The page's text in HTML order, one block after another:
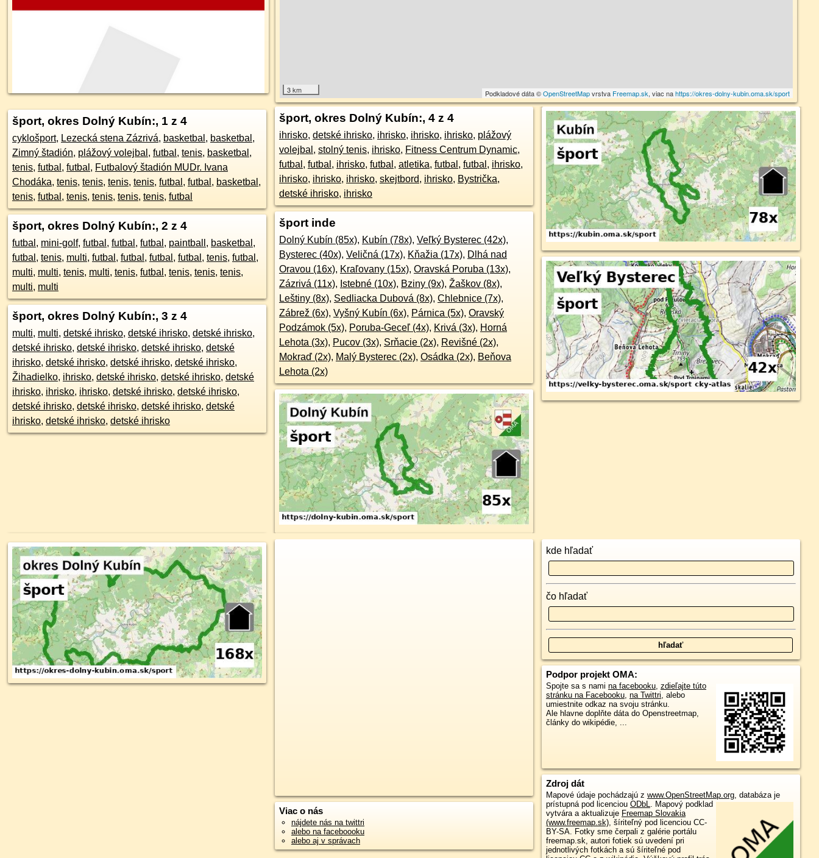
3 km Podkladové dáta ©OpenStreetMapvrstva Freemap.sk, viac nahttps://okres-dolny-kubin.oma.sk/sport
šport, okres Dolný Kubín:, 1 z 4
cyklošport, Lezecká stena Zázrivá, basketbal , basketbal ,
Zimný štadión, plážový volejbal , futbal , tenis, basketbal ,
tenis, futbal , futbal , Futbalový štadión MUDr. Ivana
Chodáka, tenis, tenis, tenis, tenis, futbal , futbal , basketbal ,
tenis, futbal , tenis, tenis, tenis, tenis, futbal
šport, okres Dolný Kubín:, 2 z 4
futbal , mini-golf, futbal , futbal , futbal , paintball , basketbal ,
futbal , tenis, multi, futbal , futbal , futbal , futbal , tenis, futbal ,
multi, multi, tenis, multi, tenis, futbal , tenis, tenis, tenis,
multi, multi
šport, okres Dolný Kubín:, 3 z 4
multi, multi, detské ihrisko, detské ihrisko, detské ihrisko,
detské ihrisko, detské ihrisko, detské ihrisko, detské
ihrisko, detské ihrisko, detské ihrisko, detské ihrisko,
Žihadielko, ihrisko, detské ihrisko, detské ihrisko, detské
ihrisko, ihrisko, ihrisko, detské ihrisko, detské ihrisko,
detské ihrisko, detské ihrisko, detské ihrisko, detské
ihrisko, detské ihrisko, detské ihrisko
šport, okres Dolný Kubín:, 4 z 4
ihrisko, detské ihrisko, ihrisko, ihrisko, ihrisko, plážový
volejbal , stolný tenis, ihrisko, Fitness Centrum Dynamic,
futbal , futbal , ihrisko, futbal , atletika, futbal , futbal , ihrisko,
ihrisko, ihrisko, ihrisko, skejtbord, ihrisko, Bystrička,
detské ihrisko, ihrisko
šport inde
Dolný Kubín (85x), Kubín (78x), Veľký Bysterec (42x),
Bysterec (40x), Veličná (17x), Kňažia (17x), Dlhá nad
Oravou (16x), Kraľovany (15x), Oravská Poruba (13x),
Zázrivá (11x), Istebné (10x), Bziny (9x), Žaškov (8x),
Leštiny (8x), Sedliacka Dubová (8x), Chlebnice (7x),
Zábrež (6x), Vyšný Kubín (6x), Párnica (5x), Oravský
Podzámok (5x), Poruba-Geceľ (4x), Krivá (3x), Horná
Lehota (3x), Pucov (3x), Srňacie (2x), Revišné (2x),
Mokraď (2x), Malý Bysterec (2x), Osádka (2x), Beňova
Lehota (2x)
Viac o nás
nájdete nás na twittri
alebo na faceboooku
alebo aj v správach
kde hľadať
čo hľadať
Podpor projekt OMA:
Spojte sa s nami na facebooku, zdieľajte túto
stránku na Facebooku, na Twittri, alebo
umiestnite odkaz na svoju stránku.
Ale hlavne doplňte dáta do Openstreetmap,
články do wikipédie, ...
Zdroj dát
Mapové údaje pochádzajú z www.OpenStreetMap.org, databáza je
prístupná pod licenciou ODbL
Mapový podklad
vytvára a aktualizuje Freemap Slovakia
(www.freemap.sk), šíriteľný pod licenciou CC-
BY-SA. Fotky sme čerpali z galérie portálu
freemap.sk, autori fotiek sú uvedení pri
jednotlivých fotkách a sú šíriteľné pod